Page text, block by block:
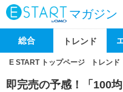
マガジン
総合 トレンド
E START トップページ トレンド
即完売の予感！「100